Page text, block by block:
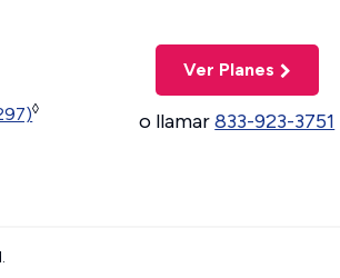
◊
Ver Planes
o llamar833-923-3751